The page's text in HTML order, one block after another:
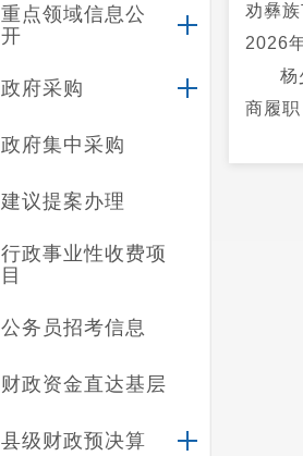
重点领域信息公
开
政府采购
政府集中采购
建议提案办理
行政事业性收费项
目
公务员招考信息
财政资金直达基层
县级财政预决算
劝彝
2026
杨
商履